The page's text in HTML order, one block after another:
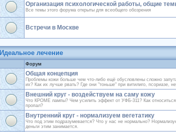
Организация психологической работы, общие
Все темы этого форума открыты для всеобщего обозрения
Встречи в Москве
Идеальное лечение
Форум
Общая концепция
Проблемы кожи больше чем что-либо ещё обусловлены сложно
их? Как их лучше рвать? Где они "тоньше" при витилиго, псориазе,
Внешний круг - воздействуем на саму кожу
Что КРОМЕ лампы? Чем усилить эффект от УФБ-311? Как относиться
пропал?
Внутренний круг - нормализуем вегетатику
Что под этим подразумевается? Что у нас не нормально?
деньги этим занимается.